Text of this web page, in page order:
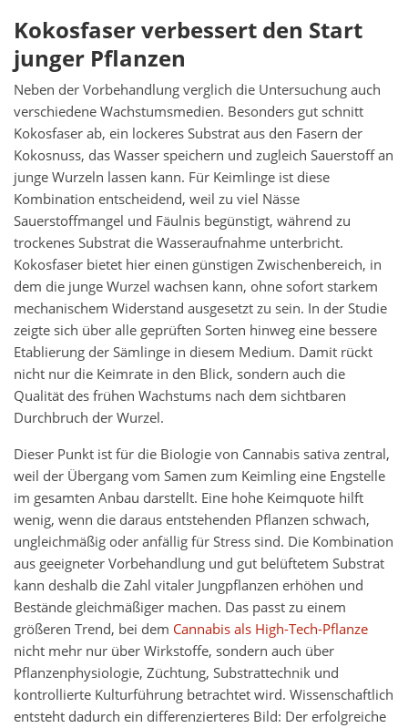
Kokosfaser verbessert den Start
junger Pflanzen
Neben der Vorbehandlung verglich die Untersuchung auch
verschiedene Wachstumsmedien. Besonders gut schnitt
Kokosfaser ab, ein lockeres Substrat aus den Fasern der
Kokosnuss, das Wasser speichern und zugleich Sauerstoff an
junge Wurzeln lassen kann. Für Keimlinge ist diese
Kombination entscheidend, weil zu viel Nässe
Sauerstoffmangel und Fäulnis begünstigt, während zu
trockenes Substrat die Wasseraufnahme unterbricht.
Kokosfaser bietet hier einen günstigen Zwischenbereich, in
dem die junge Wurzel wachsen kann, ohne sofort starkem
mechanischem Widerstand ausgesetzt zu sein. In der Studie
zeigte sich über alle geprüften Sorten hinweg eine bessere
Etablierung der Sämlinge in diesem Medium. Damit rückt
nicht nur die Keimrate in den Blick, sondern auch die
Qualität des frühen Wachstums nach dem sichtbaren
Durchbruch der Wurzel.
Dieser Punkt ist für die Biologie von Cannabis sativa zentral,
weil der Übergang vom Samen zum Keimling eine Engstelle
im gesamten Anbau darstellt. Eine hohe Keimquote hilft
wenig, wenn die daraus entstehenden Pflanzen schwach,
ungleichmäßig oder anfällig für Stress sind. Die Kombination
aus geeigneter Vorbehandlung und gut belüftetem Substrat
kann deshalb die Zahl vitaler Jungpflanzen erhöhen und
Bestände gleichmäßiger machen. Das passt zu einem
größeren Trend, bei dem Cannabis als High-Tech-Pflanze
nicht mehr nur über Wirkstoffe, sondern auch über
Pflanzenphysiologie, Züchtung, Substrattechnik und
kontrollierte Kulturführung betrachtet wird. Wissenschaftlich
entsteht dadurch ein differenzierteres Bild: Der erfolgreiche